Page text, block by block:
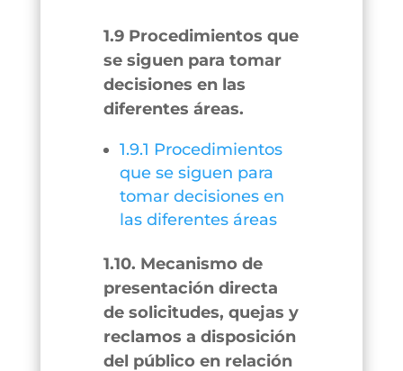
1.9 Procedimientos que
se siguen para tomar
decisiones en las
diferentes áreas.
1.9.1 Procedimientos
que se siguen para
tomar decisiones en
las diferentes áreas
1.10. Mecanismo de
presentación directa
de solicitudes, quejas y
reclamos a disposición
del público en relación